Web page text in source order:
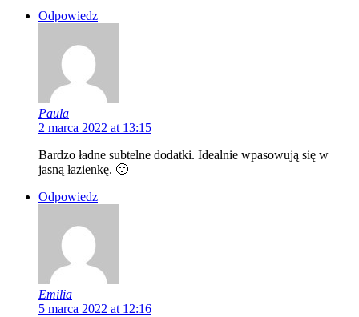
Odpowiedz
Paula
2 marca 2022 at 13:15
Bardzo ładne subtelne dodatki. Idealnie wpasowują się w
jasną łazienkę. 🙂
Odpowiedz
Emilia
5 marca 2022 at 12:16